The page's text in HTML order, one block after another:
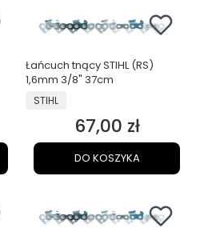
Łańcuch tnący STIHL (RS)
1,6mm 3/8" 37cm
PRODUCENT
STIHL
Cena
67,00 zł
DO KOSZYKA